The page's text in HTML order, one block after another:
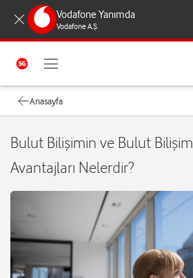
Vodafone Yanımda
Vodafone A.Ş.
Anasayfa
Bulut Bilişimin ve Bulut
Avantajları Nelerdir?